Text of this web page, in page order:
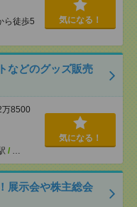
ら徒歩5
気になる！
などのグッズ販売
8500
/ …
気になる！
展示会や株主総会